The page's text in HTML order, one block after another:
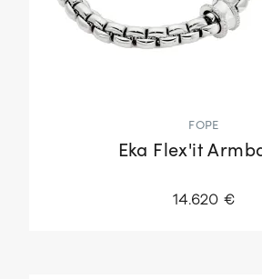
FOPE
Eka Flex'it
14.620 €